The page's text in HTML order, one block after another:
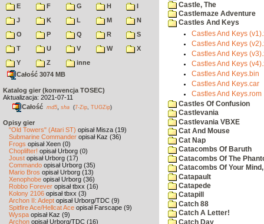
E
F G H
I
J
K L M
N
O
P Q R
S
T
U V W
X
Y
Z
inne
Całość 3074 MB
Katalog gier (konwencja TOSEC)
Aktualizacja: 2021-07-11
Całość md5 sha (7-Zip TUGZip)
Opisy gier
"Old Towers" (Atari ST) opisał Misza (19)
Submarine Commander opisał Kaz (36)
Frogs opisał Xeen (0)
Choplifter! opisał Urborg (0)
Joust opisał Urborg (17)
Commando opisał Urborg (35)
Mario Bros opisał Urborg (13)
Xenophobe opisał Urborg (36)
Robbo Forever opisał tbxx (16)
Kolony 2106 opisał tbxx (3)
Archon II: Adept opisał Urborg/TDC (9)
Spitfire Ace/Hellcat Ace opisał Farscape (9)
Wyspa opisał Kaz (9)
Archon opisał Urborg/TDC (16)
Castle, The
Castlemaze Adventure
Castles And Keys
Castles And Keys
Castles And Keys
Castles And Keys
Castles And Keys
Castles And Keys.bin
Castles And Keys.car
Castles And Keys.rom
Castles Of Confusion
Castlevania
Castlevania VBXE
Cat And Mouse
Cat Nap
Catacombs Of Baruth
Catacombs Of The
Catacombs Of Your
Catapault
Catapede
Catapill
Catch 88
Catch A Letter!
Catch Day